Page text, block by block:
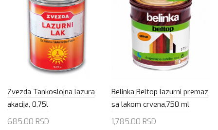
Zvezda Tankoslojna lazura
akacija, 0,75l
685.00 RSD
Belinka Beltop lazurni premaz
sa lakom crvena,750 ml
1,785.00 RSD